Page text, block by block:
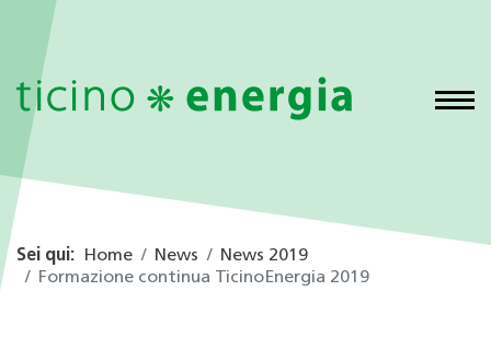
Sei qui: Home News
News 2019
Formazione continua TicinoEnergia 2019